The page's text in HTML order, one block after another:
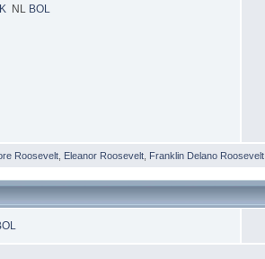
NL BOL
Roosevelt Eleanor Roosevelt Franklin Delano Roosevelt